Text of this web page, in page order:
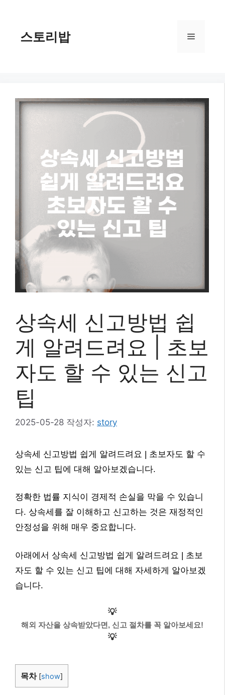
스토리밥 메
상속세 신고방법 쉽
게 알려드려요 | 초보
자도 할 수 있는 신고
팁
2025-05-28 작성자: story
상속세 신고방법 쉽게 알려드려요 | 초보자도 할 수
있는 신고 팁에 대해 알아보겠습니다.
정확한 법률 지식이 경제적 손실을 막을 수 있습니
다. 상속세를 잘 이해하고 신고하는 것은 재정적인
안정성을 위해 매우 중요합니다.
아래에서 상속세 신고방법 쉽게 알려드려요 | 초보
자도 할 수 있는 신고 팁에 대해 자세하게 알아보겠
습니다.
💡
해외 자산을 상속받았다면, 신고 절차를 꼭 알아보세요!
💡
목차 [show]